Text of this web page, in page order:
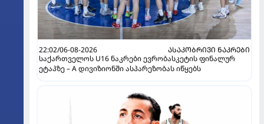
22:02/06-08-2026
ᲐᲡᲐᲙᲝᲑᲠᲘᲕᲘ ᲜᲐᲙᲠᲔᲑᲘ
საქართველოს U16 ნაკრები ევრობასკეტის ფინალურ
ეტაპზე – A დივიზიონში ასპარეზობას იწყებს